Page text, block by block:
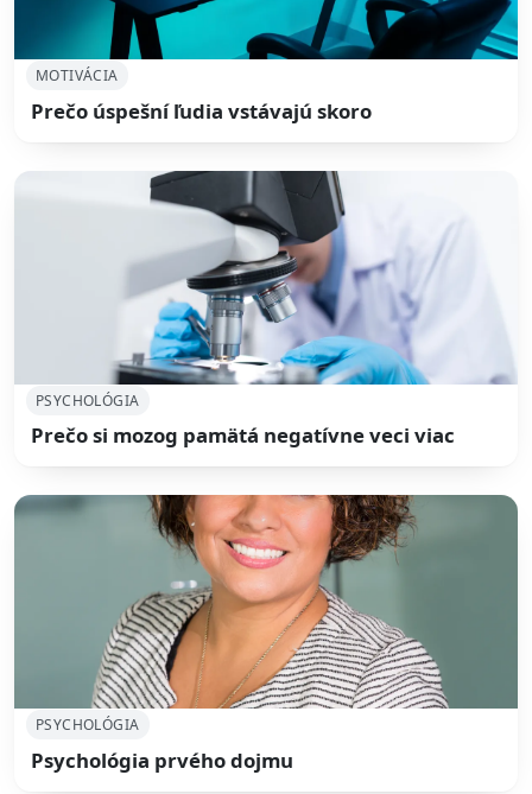
MOTIVÁCIA
Prečo úspešní ľudia vstávajú skoro
PSYCHOLÓGIA
Prečo si mozog pamätá negatívne veci viac
PSYCHOLÓGIA
Psychológia prvého dojmu